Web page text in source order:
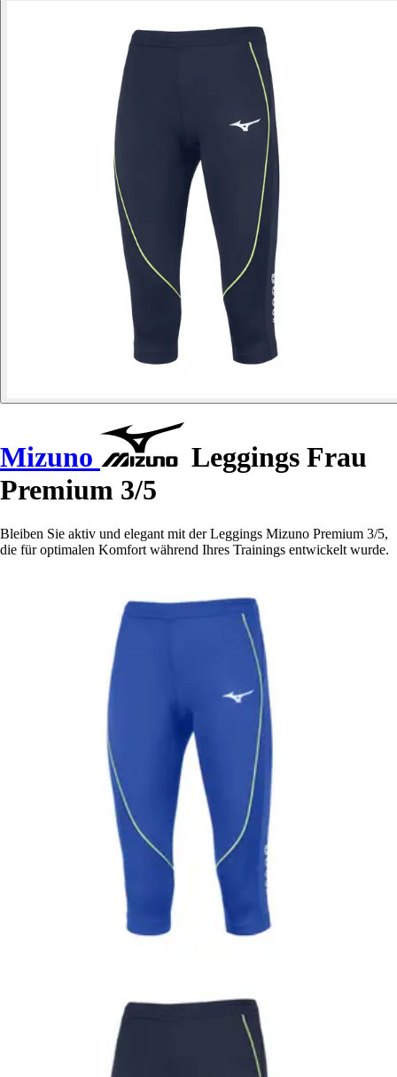
Mizuno
Leggings Frau
Premium 3/5
Bleiben Sie aktiv und elegant mit der Leggings Mizuno Premium 3/5,
die für optimalen Komfort während Ihres Trainings entwickelt wurde.